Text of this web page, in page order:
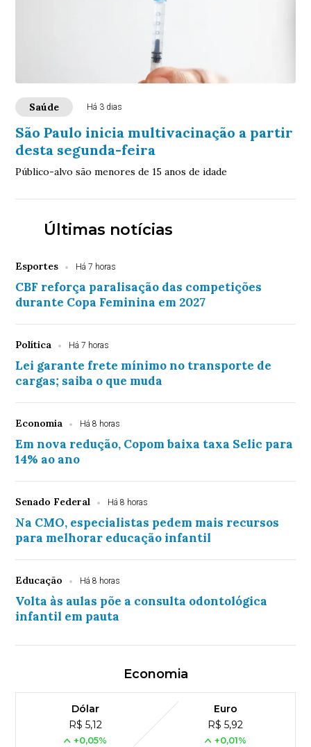
Saúde Há 3 dias
São Paulo inicia multivacinação a partir
desta segunda-feira
Público-alvo são menores de 15 anos de idade
Últimas notícias
Esportes Há 7 horas
CBF reforça paralisação das competições
durante Copa Feminina em 2027
Política Há 7 horas
Lei garante frete mínimo no transporte de
cargas; saiba o que muda
Economia Há 8 horas
Em nova redução, Copom baixa taxa Selic para
14% ao ano
Senado Federal Há 8 horas
Na CMO, especialistas pedem mais recursos
para melhorar educação infantil
Educação Há 8 horas
Volta às aulas põe a consulta odontológica
infantil em pauta
Economia
Dólar
R$ 5,12
+0,05%
Euro
R$ 5,92
+0,01%